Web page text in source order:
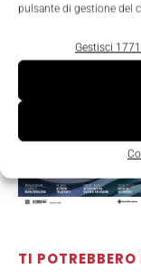
pulsante di gestione del
Gestisci
TI